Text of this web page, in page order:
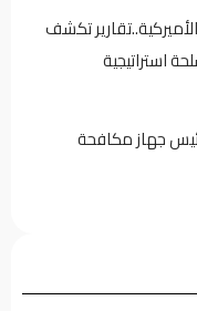
تكشف
استراتيجية
جهاز مكافحة